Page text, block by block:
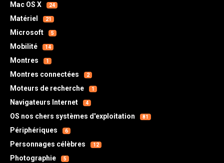
Mac OS X 24
Matériel 21
Microsoft 5
Mobilité 14
Montres 1
Montres connectées 2
Moteurs de recherche 1
Navigateurs Internet 4
OS nos chers systèmes d'exploitation 81
Périphériques 6
Personnages célèbres 12
Photographie 5